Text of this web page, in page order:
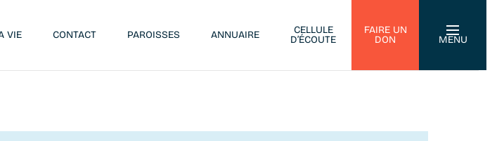
VIE CONTACT PAROISSES ANNUAIRE
CELLULE
D’ÉCOUTE
FAIRE UN
DON
MENU